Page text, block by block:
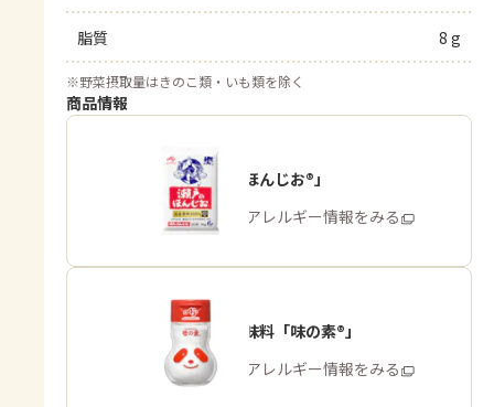
脂質 8 g
※野菜摂取量はきのこ類・いも類を除く
商品情報
「瀬戸のほんじお®」
商品・アレルギー情報をみる
うま味調味料「味の素®」
商品・アレルギー情報をみる